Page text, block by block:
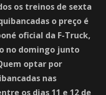
os treinos de sexta
o preço é
oficial da F-Truck,
no domingo junto
optar por
nas
os dias 11 e 12 de